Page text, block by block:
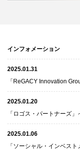
インフォメーション
2025.01.31
「ReGACY Innovation
2025.01.20
「ロゴス・パートナーズ
2025.01.06
「ソーシャル・インベス